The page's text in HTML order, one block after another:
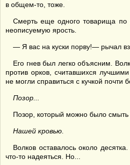
в общем-то, тоже.
Смерть еще одного товарища по
неописуемую ярость.
— Я вас на куски порву!— рычал
Его гнев был легко объясним.
против орков, считавшихся
не могли справиться с кучкой почти
Позор...
Позор, который можно было смыть
Нашей кровью.
Волков оставалось около
что-то надеяться. Но...